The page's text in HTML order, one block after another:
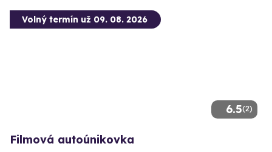
6.5(2)
Volný termín už 09. 08. 2026
Filmová autoúnikovka